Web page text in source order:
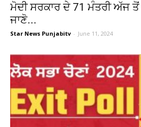
ਮੋਦੀ ਸਰਕਾਰ ਦੇ 71 ਮੰਤਰੀ ਅੱਜ
ਜਾਣੋ...
Star News Punjabitv - June 11, 2024